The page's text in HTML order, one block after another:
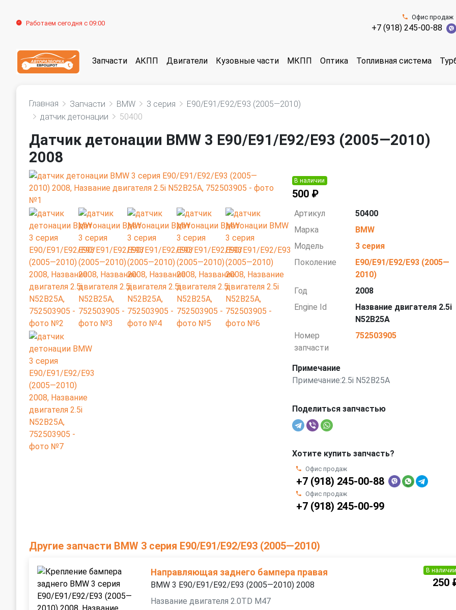
Работаем сегодня с 09:00
Офис продаж
+7 (918) 245-00-88
Запчасти АКПП Двигатели Кузовные части МКПП Оптика Топливная система
Главная Запчасти BMW 3 серия
E90/E91/E92/E93 (2005—2010)
датчик детонации
50400
Датчик детонации BMW 3 E90/E91/E92/E93 (2005—2010)
2008
В наличии
500 ₽
Артикул
50400
Марка
BMW
Модель
3 серия
Поколение
E90/E91/E92/E93 (2005—
2010)
Год
2008
Engine Id
Название двигателя 2.5i
N52B25A
Номер
запчасти
752503905
Примечание
Примечание:2.5i N52B25A
Поделиться запчастью
Хотите купить запчасть?
Офис продаж
+7 (918) 245-00-88
Офис продаж
+7 (918) 245-00-99
Другие запчасти BMW 3 серия E90/E91/E92/E93 (2005—2010)
Направляющая заднего бампера правая
BMW 3 E90/E91/E92/E93 (2005—2010) 2008
Название двигателя 2.0TD M47
В наличии
250